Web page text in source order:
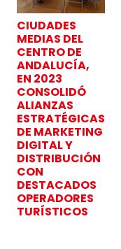
CIUDADES
MEDIAS DEL
CENTRO DE
ANDALUCÍA,
EN 2023
CONSOLIDÓ
ALIANZAS
ESTRATÉGICAS
DE MARKETING
DIGITAL Y
DISTRIBUCIÓN
CON
DESTACADOS
OPERADORES
TURÍSTICOS